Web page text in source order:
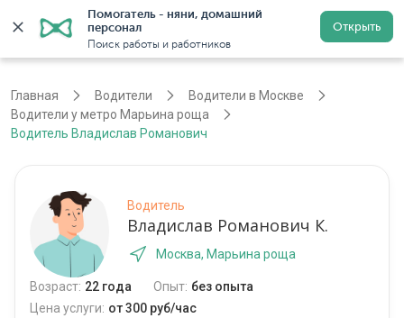
Помогатель - няни, домашний
персонал
Поиск работы и работников
Открыть
Регистрация
Главная Водители
Водители в Москве
Водители у метро Марьина роща
Водитель Владислав Романович
Водитель
Владислав Романович К.
Москва, Марьина роща
Возраст: 22 года Опыт: без опыта
Цена услуги: от 300 руб/час